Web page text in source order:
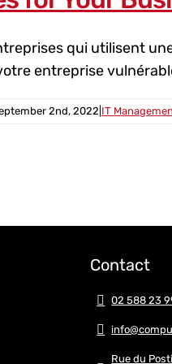
qui utilisent
entreprise
2nd, 2022 IT
Contact
02 588 23
Rue du